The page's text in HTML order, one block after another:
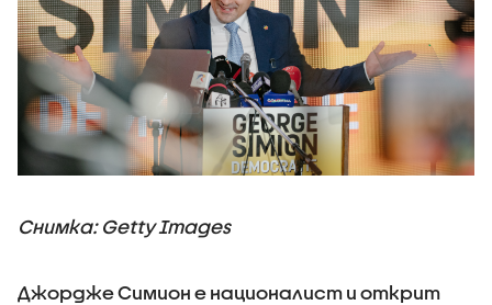
Снимка: Getty Images
Джордже Симион е националист и открит